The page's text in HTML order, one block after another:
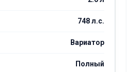
748 л.с.
Вариатор
Полный